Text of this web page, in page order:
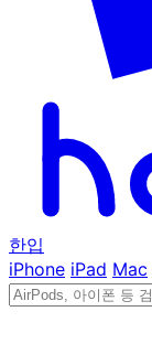
한입
iPhone iPad Mac